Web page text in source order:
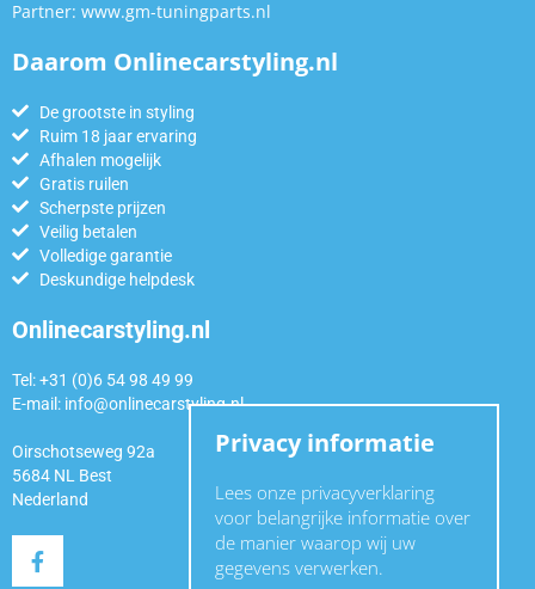
Partner: www.gm-tuningparts.nl
Daarom Onlinecarstyling.nl
De grootste in styling
Ruim 18 jaar ervaring
Afhalen mogelijk
Gratis ruilen
Scherpste prijzen
Veilig betalen
Volledige garantie
Deskundige helpdesk
Onlinecarstyling.nl
Tel: +31 (0)6 54 98 49 99
E-mail: info@onlinecarstyling.nl
Oirschotseweg 92a
5684 NL Best
Nederland
Privacy informatie
Lees onze privacyverklaring
voor belangrijke informatie over
de manier waarop wij uw
gegevens verwerken.